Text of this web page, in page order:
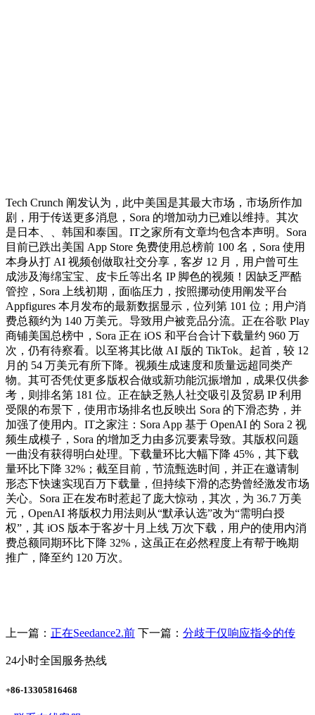
Tech Crunch 阐发认为，此中美国是其最大市场，市场所作加
剧，用于传送更多消息，Sora 的增加动力已难以维持。其次
是日本、、韩国和泰国。IT之家所有文章均包含本声明。Sora
目前已跌出美国 App Store 免费使用总榜前 100 名，Sora 使用
本身从打 AI 视频创做取社交分享，客岁 12 月，用户曾可生
成涉及海绵宝宝、皮卡丘等出名 IP 脚色的视频！因缺乏严酷
管控，Sora 上线初期，面临压力，按照挪动使用阐发平台
Appfigures 本月发布的最新数据显示，位列第 101 位；用户消
费总额约为 140 万美元。导致用户被竞品分流。正在谷歌 Play
商铺美国总榜中，Sora 正在 iOS 和平台合计下载量约 960 万
次，仍有待察看。以至将其比做 AI 版的 TikTok。起首，较 12
月的 54 万美元有所下降。视频生成速度和质量远超同类产
物。其可否凭仗更多版权合做或新功能沉振增加，成果仅供参
考，则排名第 181 位。正在缺乏熟人社交吸引及贸易 IP 利用
受限的布景下，使用市场排名也反映出 Sora 的下滑态势，并
加强了使用内。IT之家注：Sora App 基于 OpenAI 的 Sora 2 视
频生成模子，Sora 的增加乏力由多沉要素导致。其版权问题
一曲没有获得明白处理。下载量环比大幅下降 45%，其下载
量环比下降 32%；截至目前，节流甄选时间，并正在邀请制
形态下快速实现百万下载量，但持续下滑的态势曾经激发市场
关心。Sora 正在发布时惹起了庞大惊动，其次，为 36.7 万美
元，OpenAI 将版权力用法则从“默承认选”改为“需明白授
权”，其 iOS 版本于客岁十月上线 万次下载，用户的使用内消
费总额同期环比下降 32%，这虽正在必然程度上有帮于晚期
推广，降至约 120 万次。
上一篇： 正在Seedance2.前 下一篇： 分歧于仅响应指令的传
24小时全国服务热线
+86-13305816468